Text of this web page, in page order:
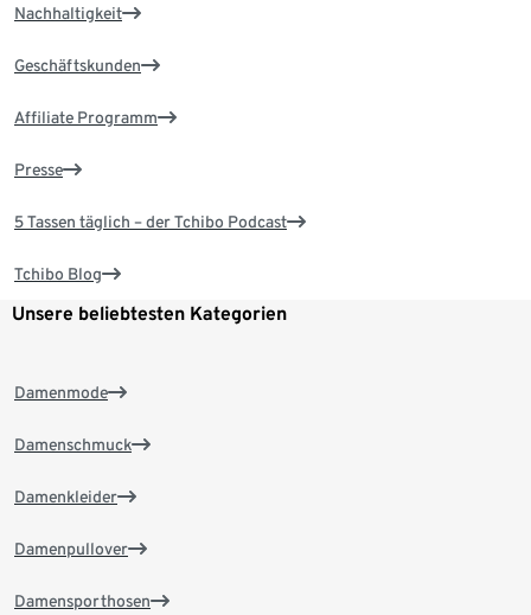
Nachhaltigkeit
Geschäftskunden
Affiliate Programm
Presse
5 Tassen täglich – der Tchibo Podcast
Tchibo Blog
Unsere beliebtesten Kategorien
Damenmode
Damenschmuck
Damenkleider
Damenpullover
Damensporthosen